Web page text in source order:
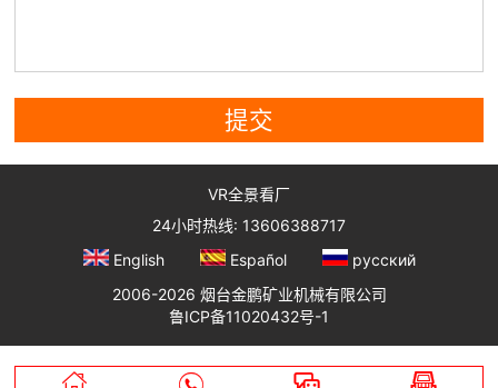
提交
VR全景看厂
24小时热线: 13606388717
English
Español
русский
2006-2026 烟台金鹏矿业机械有限公司
鲁ICP备11020432号-1